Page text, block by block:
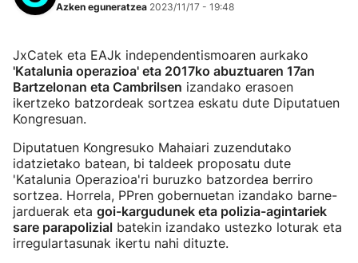
Azken eguneratzea 2023/11/17 - 19:48
JxCatek eta EAJk independentismoaren aurkako
'Katalunia operazioa' eta 2017ko abuztuaren 17an
Bartzelonan eta Cambrilsen izandako erasoen
ikertzeko batzordeak sortzea eskatu dute Diputatuen
Kongresuan.
Diputatuen Kongresuko Mahaiari zuzendutako
idatzietako batean, bi taldeek proposatu dute
'Katalunia Operazioa'ri buruzko batzordea berriro
sortzea. Horrela, PPren gobernuetan izandako barne-
jarduerak eta goi-kargudunek eta polizia-agintariek
sare parapolizial batekin izandako ustezko loturak eta
irregulartasunak ikertu nahi dituzte.